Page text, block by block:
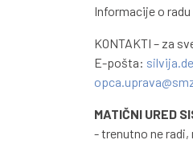
Informacije o
KONTAKTI – za
E-pošta:
MATIČNI URED
- trenutno ne radi,